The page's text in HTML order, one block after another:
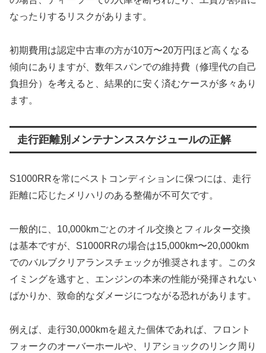
なったりするリスクがあります。
初期費用は認定中古車の方が10万〜20万円ほど高くなる
傾向にありますが、数年スパンでの維持費（修理代の自己
負担分）を考えると、結果的に安く済むケースが多々あり
ます。
走行距離別メンテナンススケジュールの正解
S1000RRを常にベストコンディションに保つには、走行
距離に応じたメリハリのある整備が不可欠です。
一般的に、10,000kmごとのオイル交換とフィルター交換
は基本ですが、S1000RRの場合は15,000km〜20,000km
でのバルブクリアランスチェックが推奨されます。このタ
イミングを逃すと、エンジンの本来の性能が発揮されない
ばかりか、致命的なダメージにつながる恐れがあります。
例えば、走行30,000kmを超えた個体であれば、フロント
フォークのオーバーホールや、リアショックのリンク周り